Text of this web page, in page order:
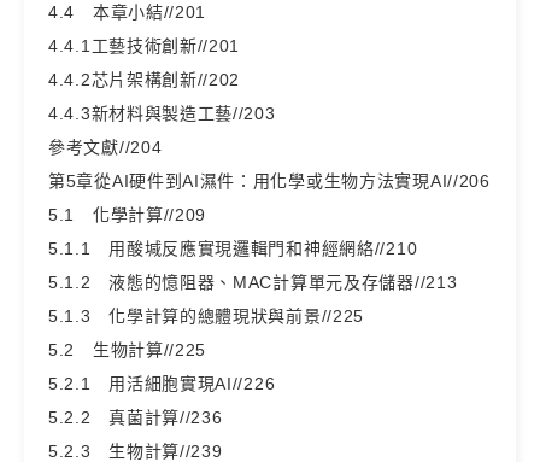
4.4 本章小結//201
4.4.1工藝技術創新//201
4.4.2芯片架構創新//202
4.4.3新材料與製造工藝//203
參考文獻//204
第5章從AI硬件到AI濕件：用化學或生物方法實現AI//206
5.1 化學計算//209
5.1.1 用酸堿反應實現邏輯門和神經網絡//210
5.1.2 液態的憶阻器、MAC計算單元及存儲器//213
5.1.3 化學計算的總體現狀與前景//225
5.2 生物計算//225
5.2.1 用活細胞實現AI//226
5.2.2 真菌計算//236
5.2.3 生物計算//239